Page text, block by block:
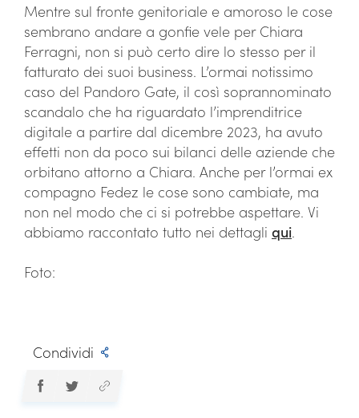
Mentre sul fronte genitoriale e amoroso le cose
sembrano andare a gonfie vele per Chiara
Ferragni, non si può certo dire lo stesso per il
fatturato dei suoi business. L’ormai notissimo
caso del Pandoro Gate, il così soprannominato
scandalo che ha riguardato l’imprenditrice
digitale a partire dal dicembre 2023, ha avuto
effetti non da poco sui bilanci delle aziende che
orbitano attorno a Chiara. Anche per l’ormai ex
compagno Fedez le cose sono cambiate, ma
non nel modo che ci si potrebbe aspettare. Vi
abbiamo raccontato tutto nei dettagli qui.
Foto:
Condividi